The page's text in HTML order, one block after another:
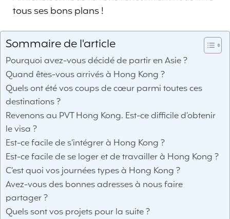
tous ses bons plans !
Sommaire de l'article
Pourquoi avez-vous décidé de partir en Asie ?
Quand êtes-vous arrivés à Hong Kong ?
Quels ont été vos coups de cœur parmi toutes ces
destinations ?
Revenons au PVT Hong Kong. Est-ce difficile d’obtenir
le visa ?
Est-ce facile de s’intégrer à Hong Kong ?
Est-ce facile de se loger et de travailler à Hong Kong ?
C’est quoi vos journées types à Hong Kong ?
Avez-vous des bonnes adresses à nous faire
partager ?
Quels sont vos projets pour la suite ?